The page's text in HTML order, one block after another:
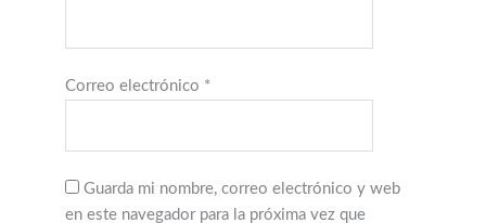
Correo electrónico *
Guarda mi nombre, correo electrónico y web
en este navegador para la próxima vez que